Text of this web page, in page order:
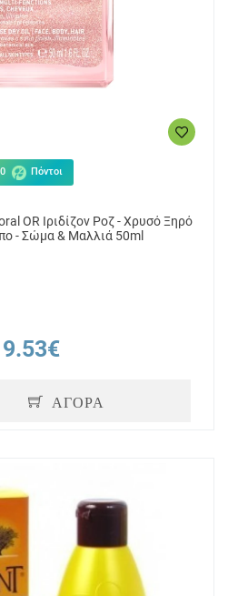
Πόντοι
OR Ιριδίζον Ροζ - Χρυσό Ξηρό
- Σώμα & Μαλλιά 50ml
ΑΓΟΡΑ